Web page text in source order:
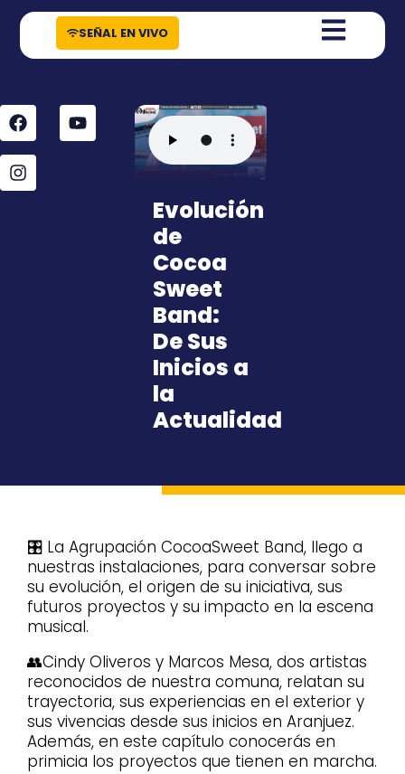
contenido
SEÑAL EN VIVO
Evolución
de
Cocoa
Sweet
Band:
De Sus
Inicios a
la
Actualidad
🎛️ La Agrupación CocoaSweet Band, llego a
nuestras instalaciones, para conversar sobre
su evolución, el origen de su iniciativa, sus
futuros proyectos y su impacto en la escena
musical.
👥Cindy Oliveros y Marcos Mesa, dos artistas
reconocidos de nuestra comuna, relatan su
trayectoria, sus experiencias en el exterior y
sus vivencias desde sus inicios en Aranjuez.
Además, en este capítulo conocerás en
primicia los proyectos que tienen en marcha.